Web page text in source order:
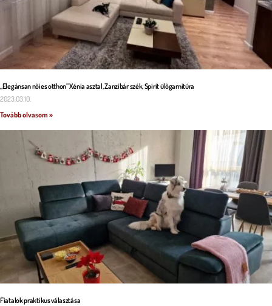
„Elegánsan nőies otthon” Xénia asztal, Zanzibár szék, Spirit ülőgarnitúra
2023.03.10.
Tovább olvasom »
Fiatalok praktikus választása